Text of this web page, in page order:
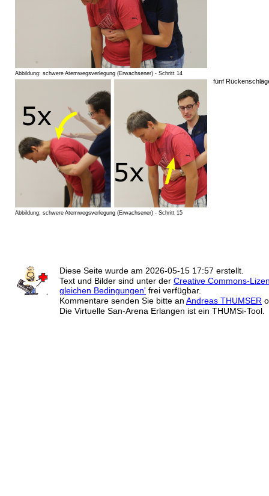
Abbildung: schwere Atemwegsverlegung (Erwachsener) - Schritt 14
Abbildung: schwere Atemwegsverlegung (Erwachsener) - Schritt 15
fünf
Diese Seite wurde am 2026-05-15 17:57 erstellt.
Text und Bilder sind unter der Creative Commons-
gleichen Bedingungen' frei verfügbar.
Kommentare senden Sie bitte an Andreas THUMSER
Die Virtuelle San-Arena Erlangen ist ein THUMSi-Tool.